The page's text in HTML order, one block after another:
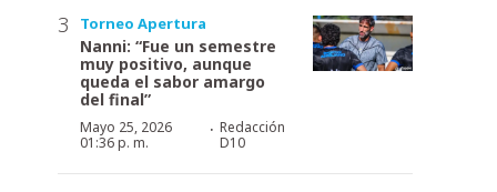
Torneo Apertura
Nanni: “Fue un semestre
muy positivo, aunque
queda el sabor amargo
del final”
Mayo 25, 2026
01:36 p. m.
· Redacción
D10